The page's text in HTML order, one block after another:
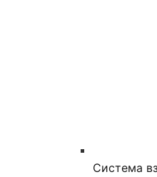
Система